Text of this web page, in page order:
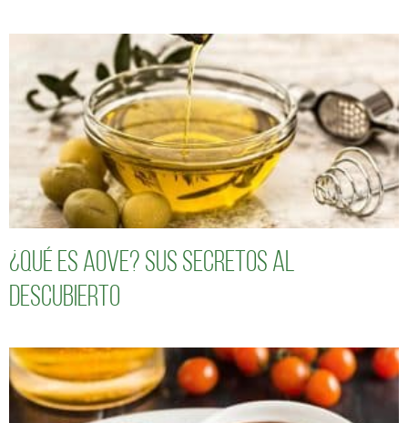
¿Qué es AOVE? Sus secretos al
descubierto